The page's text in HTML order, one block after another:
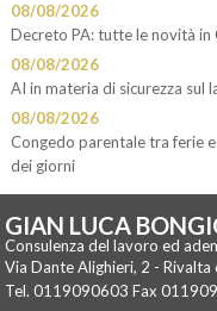
08/08/2026
Decreto PA: tutte le novità in
08/08/2026
AI in materia di sicurezza sul
08/08/2026
Congedo parentale tra ferie
dei giorni
GIAN LUCA
Consulenza del lavoro ed
Via Dante Alighieri, 2 -Rivalta
Tel.0119090603 Fax